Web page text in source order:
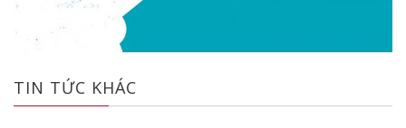
TIN TỨC KHÁC